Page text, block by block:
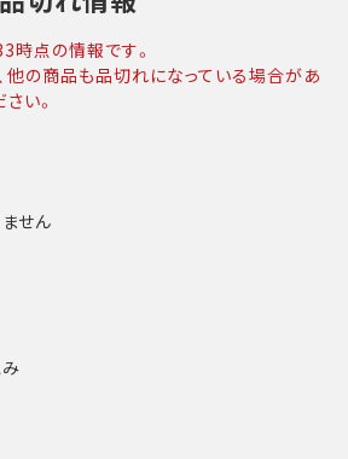
時点の情報です。
他の商品も品切れになっている場合があ
い。
せん